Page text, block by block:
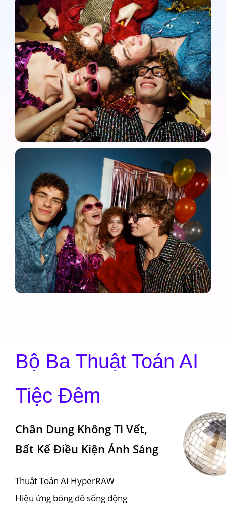
Bộ Ba Thuật Toán AI
Tiệc Đêm
Chân Dung Không Tì Vết,
Bất Kể Điều Kiện Ánh Sáng
Thuật Toán AI HyperRAW
Hiệu ứng bóng đổ sống động